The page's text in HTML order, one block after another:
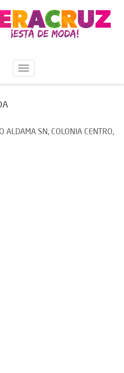
ALDAMA SN, COLONIA CENTRO,